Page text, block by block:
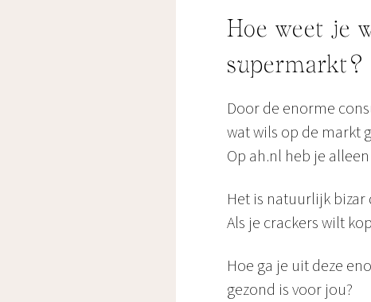
Hoe weet je
supermarkt?
Door de enorme
wat wils op de markt
Op ah.nl heb je
Het is natuurlijk
Als je crackers wilt
Hoe ga je uit deze
gezond is voor jou?